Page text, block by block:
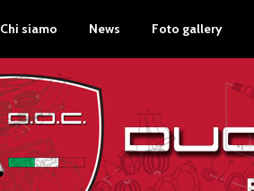
Chi siamo News Foto gallery